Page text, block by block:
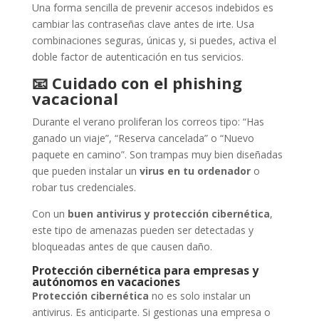
Una forma sencilla de prevenir accesos indebidos es
cambiar las contraseñas clave antes de irte. Usa
combinaciones seguras, únicas y, si puedes, activa el
doble factor de autenticación en tus servicios.
📧Cuidado con el phishing
vacacional
Durante el verano proliferan los correos tipo: “Has
ganado un viaje”, “Reserva cancelada” o “Nuevo
paquete en camino”. Son trampas muy bien diseñadas
que pueden instalar un virus en tu ordenadoro
robar tus credenciales.
Con un buen antivirus y protección cibernética,
este tipo de amenazas pueden ser detectadas y
bloqueadas antes de que causen daño.
Protección cibernética para empresas y
autónomos en vacaciones
Protección cibernética no es solo instalar un
antivirus. Es anticiparte. Si gestionas una empresa o